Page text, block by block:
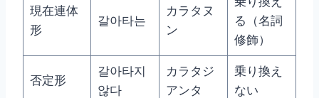
現在連体
形
갈아타는
カラタヌ
ン
る（名詞
修飾）
否定形
갈아타지
않다
カラタジ
アンタ
乗り換え
ない